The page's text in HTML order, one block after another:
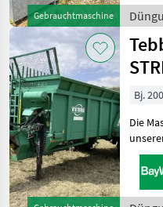
KATEGORIE
WÄHLEN
Mineraldüngerstreuer/
310
Güllefässer
256
Kompost-/Miststreuer
124
Beregnungsanlagen
70
Gebrauchtmaschine
und
/
Bj.
Die
steht
2302